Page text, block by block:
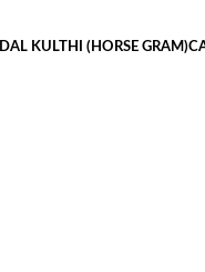
DAL KULTHI (HORSE GRAM)